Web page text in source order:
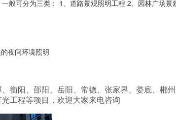
为三类： 1、道路景观照明工程 2、园林广场景观
的夜间环境照明
、岳阳、常德、张家界、娄底、郴州、永州
光工程等项目，欢迎大家来电咨询